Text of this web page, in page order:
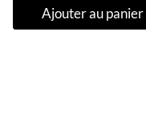
Ajouter au panier